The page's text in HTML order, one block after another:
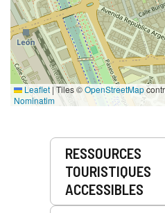
Leaflet | Tiles ©OpenStreetMap
Nominatim
Prestations
RESSOURCES
TOURISTIQUES
ACCESSIBLES